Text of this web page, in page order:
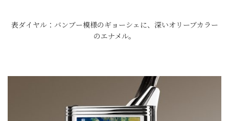
表ダイヤル：バンブー模様のギョーシェに、深いオリーブカラー
のエナメル。